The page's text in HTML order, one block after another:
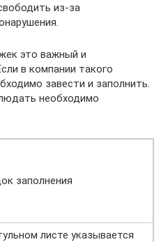
из-за
это важный и
в компании такого
завести и заполнить.
необходимо
заполнения
листе указывается